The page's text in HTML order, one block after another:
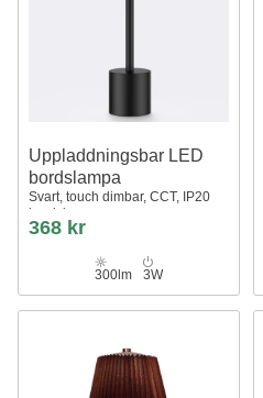
Uppladdningsbar LED
bordslampa
Svart, touch dimbar, CCT, IP20
bordslampa
368 kr
300lm 3W